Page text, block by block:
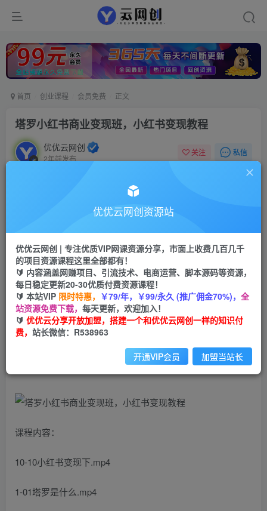
首页 创业课程 会员免费 正文
塔罗小红书商业变现班，小红书变现教程
优优云网创
2年前发布
关注 私信
塔罗小红书商业变现班，小红书变现教程
云币 9.9 限时特惠
云币99
会员免费
立即购买
您当前未登录！建议登陆后购买，可保存购买订单
塔罗小红书商业变现班，小红书变现教程
课程内容：
10-10小红书变现下.mp4
1-01塔罗是什么.mp4
优优云网创资源站
优优云网创 | 专注优质VIP网课资源分享，市面上收费几百几千
的项目资源课程这里全部都有！
🔰 内容涵盖网赚项目、引流技术、电商运营、脚本源码等资源，
每日稳定更新20-30优质付费资源课程！
🔰 本站VIP 限时特惠， ￥79/年，￥99/永久 (推广佣金70%)， 全
站资源免费下载， 每天更新，欢迎加入！
🔰 优优云分享开放加盟，搭建一个和优优云网创一样的知识付
费， 站长微信：R538963
开通VIP会员 加盟当站长